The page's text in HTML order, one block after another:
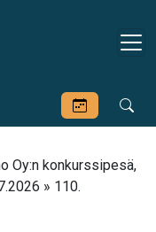
Oy:n konkurssipesä,
» 110.